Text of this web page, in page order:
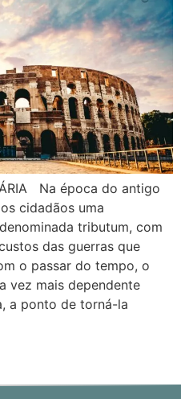
Na época do antigo
cidadãos uma
tributum, com
das guerras que
o passar do tempo, o
vez mais dependente
a ponto de torná-la